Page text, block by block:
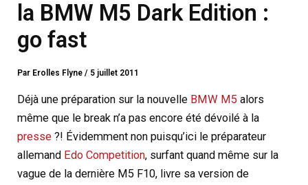
la BMW M5 Dark Edition :
go fast
Par Erolles Flyne/ 5 juillet 2011
Déjà une préparation sur la nouvelle BMW M5 alors
même que le break n’a pas encore été dévoilé à la
presse ?! Évidemment non puisqu’ici le préparateur
allemand Edo Competition, surfant quand même sur la
vague de la dernière M5 F10, livre sa version de